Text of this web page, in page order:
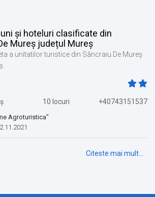
și hoteluri clasificate din
Mureș județul Mureș
a unitatilor turistice din Sâncraiu De Mureș
10 locuri +40743151537
Agroturistica"
Citeste mai mult...